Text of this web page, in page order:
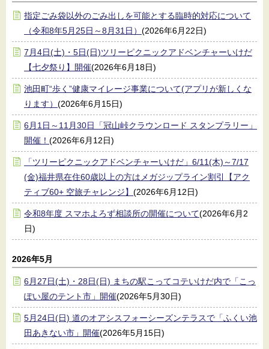
指定ごみ袋以外のごみ出しを可能とする臨時的対応について
（令和8年5月25日～8月31日） (2026年6月22日)
7月4日(土)・5日(日)ツリーピクニックアドベンチャーいけだ
【七夕祭り】開催(2026年6月18日)
池田町“歩く”健康マイレージ事業について(アプリが新しくな
ります） (2026年6月15日)
6月1日～11月30日「冠山峠クラウンロード スタンプラリー」
開催！ (2026年6月12日)
「ツリーピクニックアドベンチャーいけだ」6/11(木)～7/17
(金)福井県在住60歳以上の方はメガジップライン割引【アク
ティブ60+ 空旅チャレンジ】 (2026年6月12日)
令和8年度 スマホよろず相談所の開催について(2026年6月2
日)
2026年5月
6月27日(土)・28日(日) まちの駅こってコテいけだ内で「こっ
ぽい屋のテント市」開催(2026年5月30日)
5月24日(日) 道のオアシスフォーシーズンテラスで「ふくい池
田あきない市」開催(2026年5月15日)